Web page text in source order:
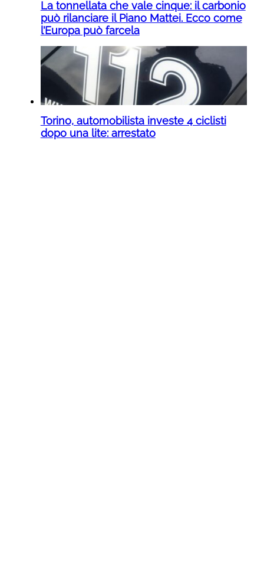
La tonnellata che vale cinque: il carbonio
può rilanciare il Piano Mattei. Ecco come
l’Europa può farcela
Torino, automobilista investe 4 ciclisti
dopo una lite: arrestato